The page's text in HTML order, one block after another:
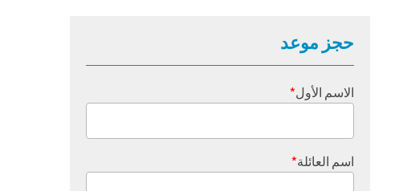
حجز موعد
الاسم الأول*
اسم العائلة*